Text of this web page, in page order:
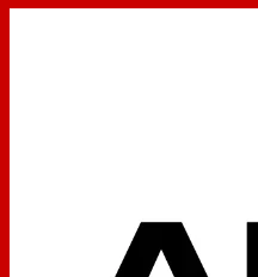
Impédance de sortie
200 ohms